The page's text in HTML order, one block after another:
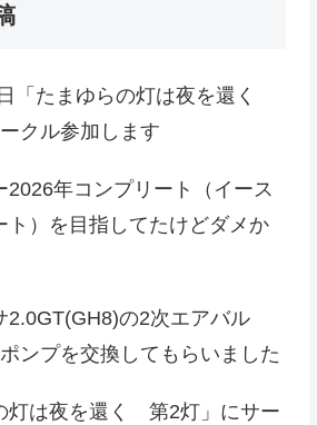
「たまゆらの灯は夜を還く
クル参加します
2026年コンプリート（イース
ト）を目指してたけどダメか
2.0GT(GH8)の2次エアバル
ンプを交換してもらいました
灯は夜を還く 第2灯」にサー